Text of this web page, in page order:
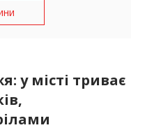
у місті триває